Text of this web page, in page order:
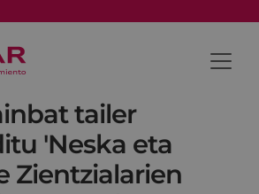
tailer
'Neska eta
Zientzialarien